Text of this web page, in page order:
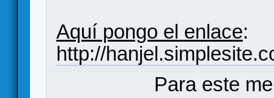
Aquí pongo el enlace:
http://
Para este